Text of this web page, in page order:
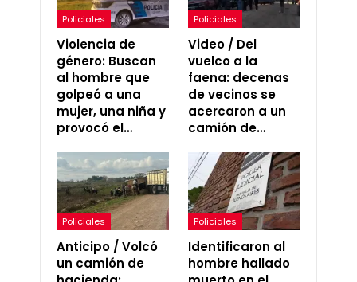
Policiales
Violencia de
género: Buscan
al hombre que
golpeó a una
mujer, una niña y
provocó el…
Policiales
Video / Del
vuelco a la
faena: decenas
de vecinos se
acercaron a un
camión de…
Policiales
Anticipo / Volcó
un camión de
Policiales
Identificaron al
hombre hallado